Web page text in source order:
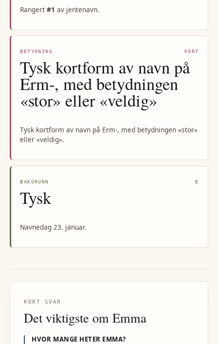
Rangert#1 av jentenavn.
BETYDNING KORT
Tysk kortform av navn på
Erm-, med betydningen
«stor» eller «veldig»
Tysk kortform av navn på Erm-, med betydningen «stor»
eller «veldig».
BAKGRUNN E
Tysk
Navnedag 23. januar.
KORT SVAR
Det viktigste om Emma
HVOR MANGE HETER EMMA?